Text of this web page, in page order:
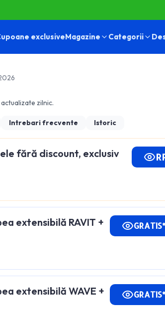
exclusiveMagazine Categorii
zilnic.
Intrebari frecvente Istoric
fără discount, exclusiv
extensibilă RAVIT +
extensibilă WAVE +